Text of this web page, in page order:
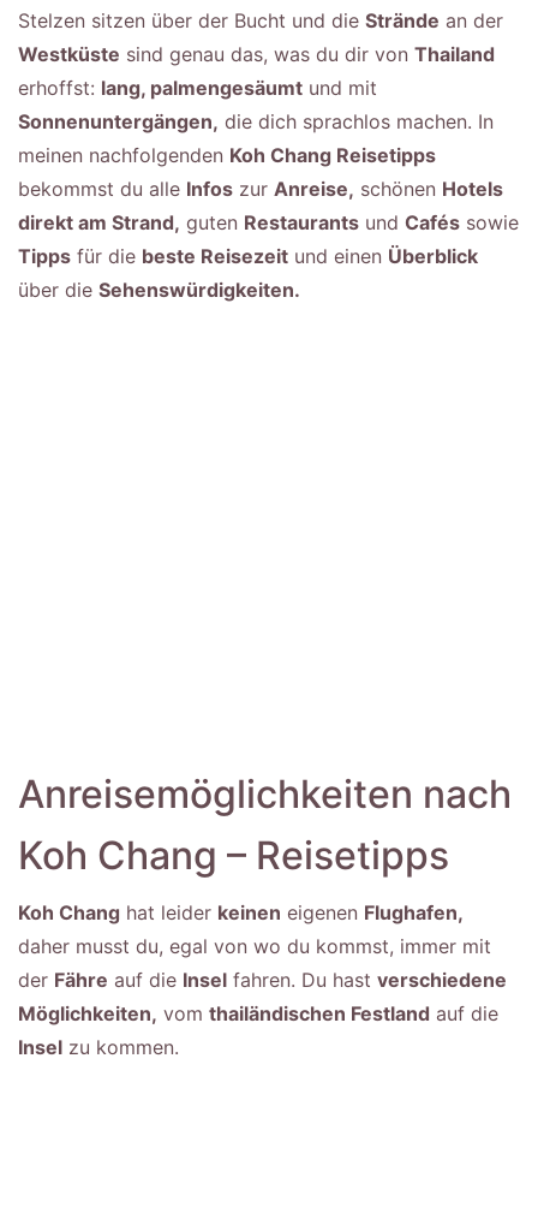
Stelzen sitzen über der Bucht und die Strände an der
Westküste sind genau das, was du dir von Thailand
erhoffst: lang, palmengesäumt und mit
Sonnenuntergängen, die dich sprachlos machen. In
meinen nachfolgenden Koh Chang Reisetipps
bekommst du alle Infos zur Anreise, schönen Hotels
direkt am Strand, guten Restaurants und Cafés sowie
Tipps für die beste Reisezeit und einen Überblick
über die Sehenswürdigkeiten.
Anreisemöglichkeiten nach
Koh Chang – Reisetipps
Koh Chang hat leider keinen eigenen Flughafen,
daher musst du, egal von wo du kommst, immer mit
der Fähre auf die Insel fahren. Du hast verschiedene
Möglichkeiten, vom thailändischen Festland auf die
Insel zu kommen.